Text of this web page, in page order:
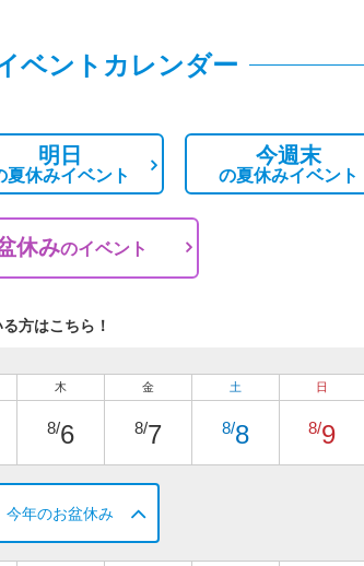
ベントカレンダー
明日
夏休みイベント
今週末
の夏休みイベント
休みのイベント
方はこちら！
木
8/6
金
8/7
土
8/8
日
8/9
今年のお盆休み